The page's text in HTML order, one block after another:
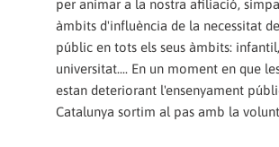
per animar a la nostra afiliació,
àmbits d'influència de la necessitat
públic en tots els seus àmbits:
universitat.... En un moment en que
estan deteriorant l'ensenyament
Catalunya sortim al pas amb la